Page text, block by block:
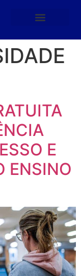
E
ENSINO